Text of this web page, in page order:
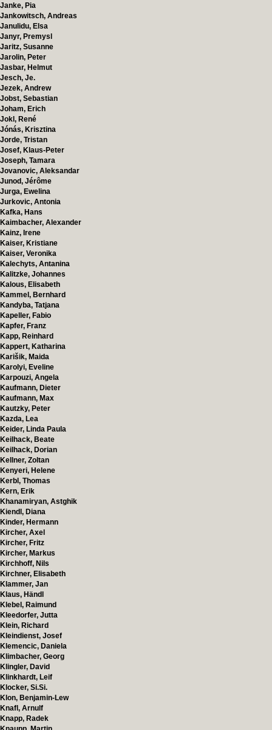
Janke, Pia
Jankowitsch, Andreas
Janulidu, Elsa
Janyr, Premysl
Jaritz, Susanne
Jarolin, Peter
Jasbar, Helmut
Jesch, Je.
Jezek, Andrew
Jobst, Sebastian
Joham, Erich
Jokl, René
Jónás, Krisztina
Jorde, Tristan
Josef, Klaus-Peter
Joseph, Tamara
Jovanovic, Aleksandar
Junod, Jérôme
Jurga, Ewelina
Jurkovic, Antonia
Kafka, Hans
Kaimbacher, Alexander
Kainz, Irene
Kaiser, Kristiane
Kaiser, Veronika
Kalechyts, Antanina
Kalitzke, Johannes
Kalous, Elisabeth
Kammel, Bernhard
Kandyba, Tatjana
Kapeller, Fabio
Kapfer, Franz
Kapp, Reinhard
Kappert, Katharina
Karišik, Maida
Karolyi, Eveline
Karpouzi, Angela
Kaufmann, Dieter
Kaufmann, Max
Kautzky, Peter
Kazda, Lea
Keider, Linda Paula
Keilhack, Beate
Keilhack, Dorian
Kellner, Zoltan
Kenyeri, Helene
Kerbl, Thomas
Kern, Erik
Khanamiryan, Astghik
Kiendl, Diana
Kinder, Hermann
Kircher, Axel
Kircher, Fritz
Kircher, Markus
Kirchhoff, Nils
Kirchner, Elisabeth
Klammer, Jan
Klaus, Händl
Klebel, Raimund
Kleedorfer, Jutta
Klein, Richard
Kleindienst, Josef
Klemencic, Daniela
Klimbacher, Georg
Klingler, David
Klinkhardt, Leif
Klocker, Si.Si.
Klon, Benjamin-Lew
Knafl, Arnulf
Knapp, Radek